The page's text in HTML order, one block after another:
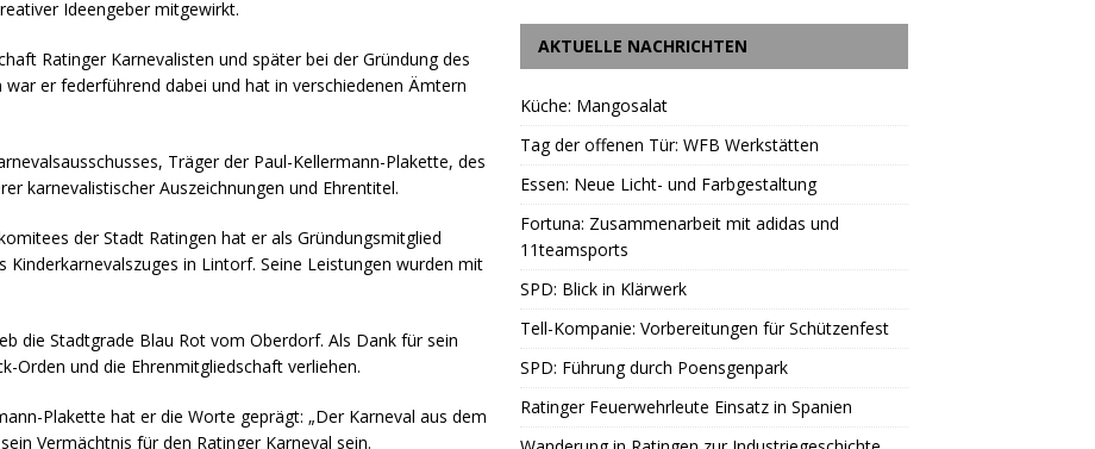
Ideengeber mitgewirkt.
Ratinger Karnevalisten und später bei der Gründung des
war er federführend dabei und hat in verschiedenen Ämtern
Träger der Paul-Kellermann-Plakette, des
karnevalistischer Auszeichnungen und Ehrentitel.
der Stadt Ratingen hat er als Gründungsmitglied
Kinderkarnevalszuges in Lintorf. Seine Leistungen wurden mit
die Stadtgrade Blau Rot vom Oberdorf. Als Dank für sein
Orden und die Ehrenmitgliedschaft verliehen.
Plakette hat er die Worte geprägt: „Der Karneval aus dem
Vermächtnis für den Ratinger Karneval sein.
AKTUELLE NACHRICHTEN
Küche: Mangosalat
Tag der offenen Tür: WFB Werkstätten
Essen: Neue Licht- und Farbgestaltung
Fortuna: Zusammenarbeit mit adidas und
11teamsports
SPD: Blick in Klärwerk
Tell-Kompanie: Vorbereitungen für Schützenfest
SPD: Führung durch Poensgenpark
Ratinger Feuerwehrleute Einsatz in Spanien